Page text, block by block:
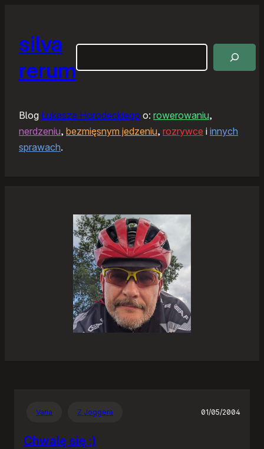
silva
rerum
Blog Łukasza Horodeckiego o: rowerowaniu,
nerdzeniu, bezmięsnym jedzeniu, rozrywce i innych
sprawach.
Varia Z Joggera 01/05/2004
Chwalę się :)